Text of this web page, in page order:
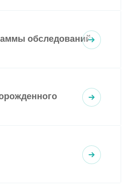
обследований